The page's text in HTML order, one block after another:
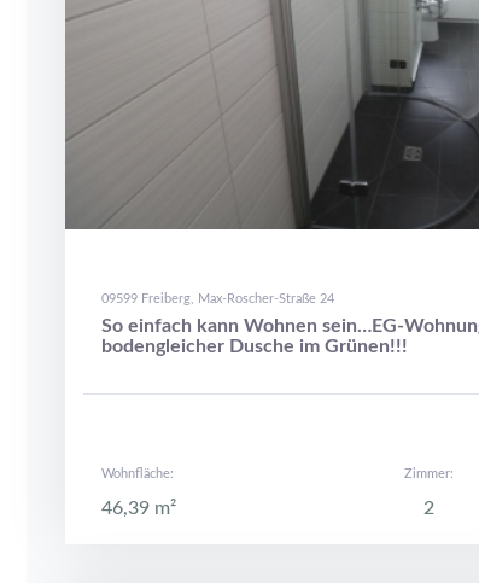
09599 Freiberg, Max-Roscher-Straße 24
So einfach kann Wohnen sein…EG-
bodengleicher Dusche im Grünen!!!
Wohnfläche:
46,39 m²
Zimmer:
2